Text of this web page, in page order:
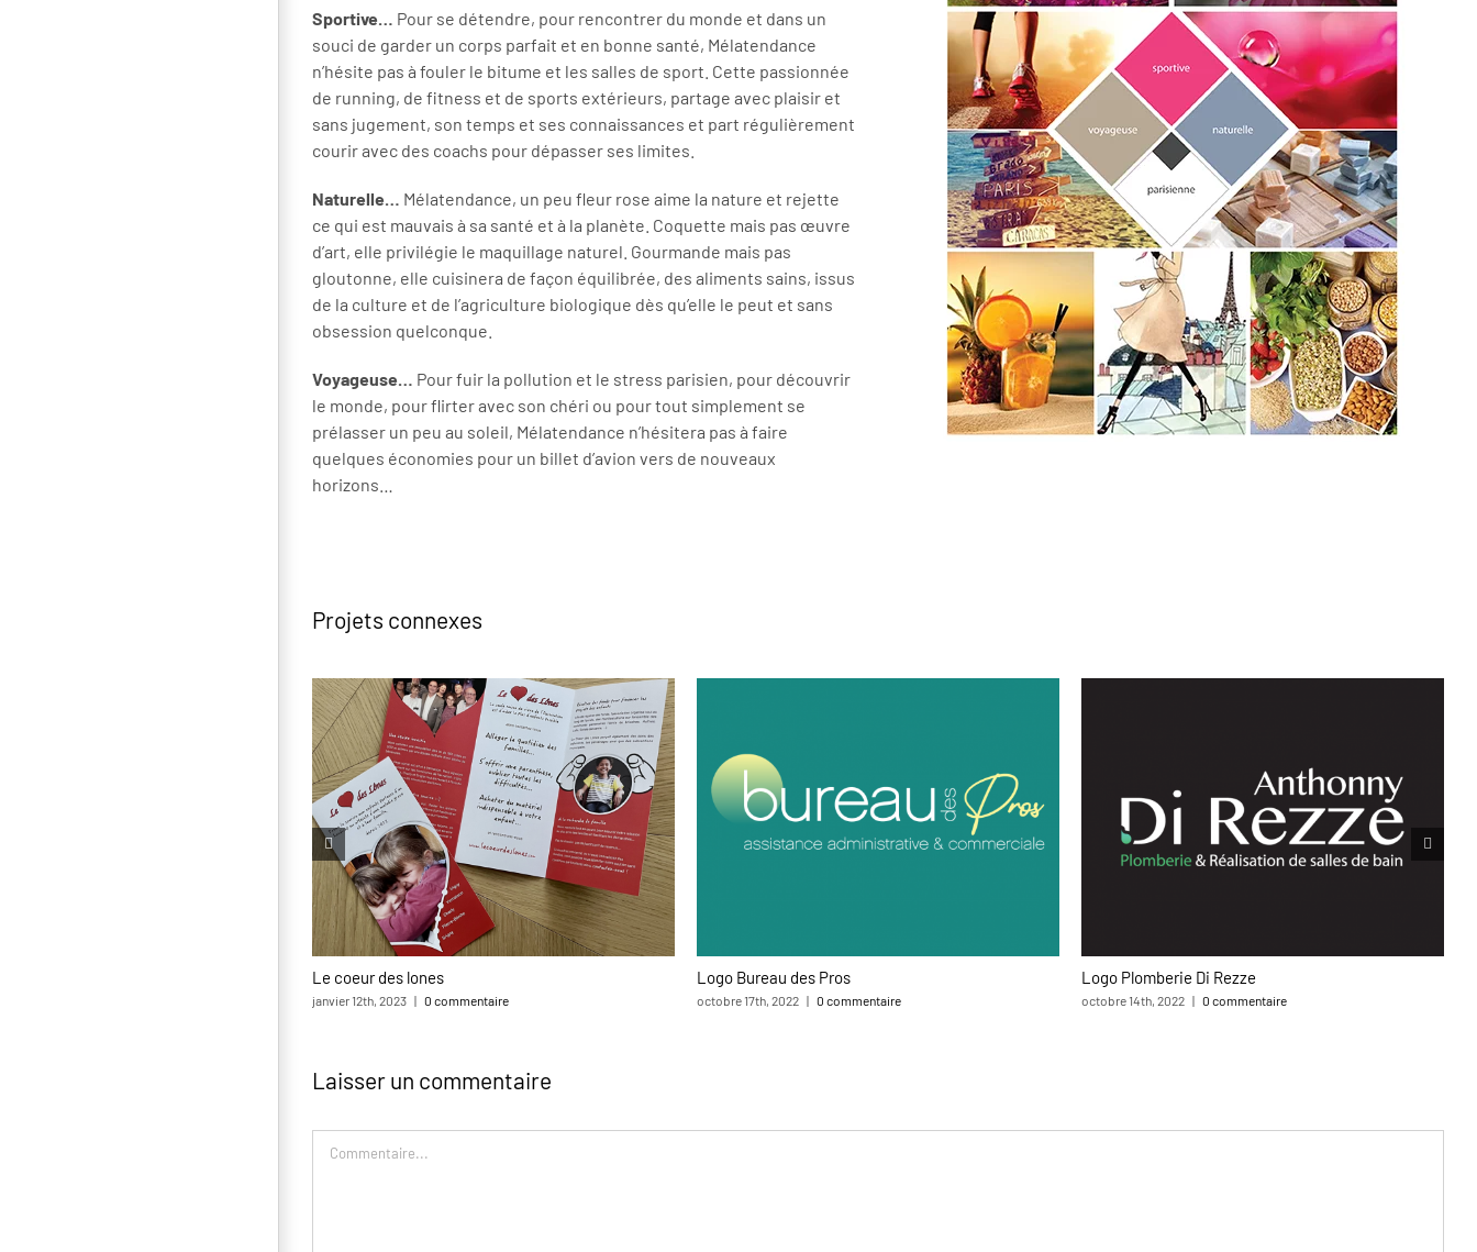
Sportive… Pour se détendre, pour rencontrer du monde et dans un
souci de garder un corps parfait et en bonne santé, Mélatendance
n’hésite pas à fouler le bitume et les salles de sport. Cette passionnée
de running, de fitness et de sports extérieurs, partage avec plaisir et
sans jugement, son temps et ses connaissances et part régulièrement
courir avec des coachs pour dépasser ses limites.
Naturelle… Mélatendance, un peu fleur rose aime la nature et rejette
ce qui est mauvais à sa santé et à la planète. Coquette mais pas œuvre
d’art, elle privilégie le maquillage naturel. Gourmande mais pas
gloutonne, elle cuisinera de façon équilibrée, des aliments sains, issus
de la culture et de l’agriculture biologique dès qu’elle le peut et sans
obsession quelconque.
Voyageuse… Pour fuir la pollution et le stress parisien, pour découvrir
le monde, pour flirter avec son chéri ou pour tout simplement se
prélasser un peu au soleil, Mélatendance n’hésitera pas à faire
quelques économies pour un billet d’avion vers de nouveaux
horizons…
Projets connexes
Le coeur des lones
janvier 12th, 2023 | 0 commentaire
Logo Bureau des Pros
octobre 17th, 2022 | 0 commentaire
Logo Plomberie Di Rezze
octobre 14th, 2022 | 0 commentaire
Laisser un commentaire